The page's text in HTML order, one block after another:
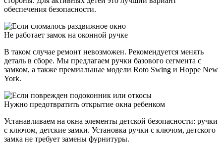
обеспечения безопасности.
Не работает замок на оконной ручке
В таком случае ремонт невозможен. Рекомендуется менять
деталь в сборе. Мы предлагаем ручки базового сегмента с
замком, а также премиальные модели Roto Swing и Hoppe New
York.
Нужно предотвратить открытие окна ребенком
Устанавливаем на окна элементы детской безопасности: ручки
с ключом, детские замки. Установка ручки с ключом, детского
замка не требует замены фурнитуры.